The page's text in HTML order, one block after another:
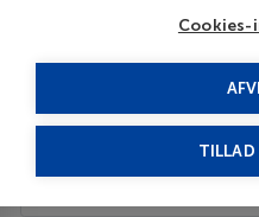
TILLAD
Costa del Sol
Description